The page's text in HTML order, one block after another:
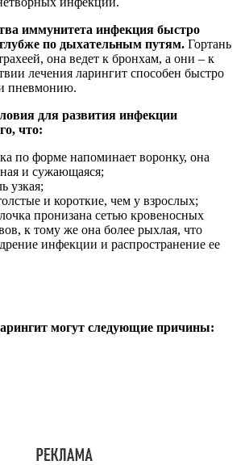
иммунитета инфекция быстро
по дыхательным путям. Гортань
она ведет к бронхам, а они – к
лечения ларингит способен быстро
пневмонию.
для развития инфекции
что:
по форме напоминает воронку, она
и сужающаяся;
узкая;
и короткие, чем у взрослых;
пронизана сетью кровеносных
к тому же она более рыхлая, что
инфекции и распространение ее
могут следующие причины: